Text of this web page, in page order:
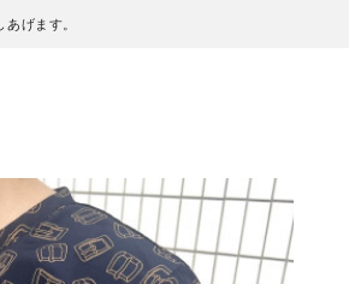
げます。